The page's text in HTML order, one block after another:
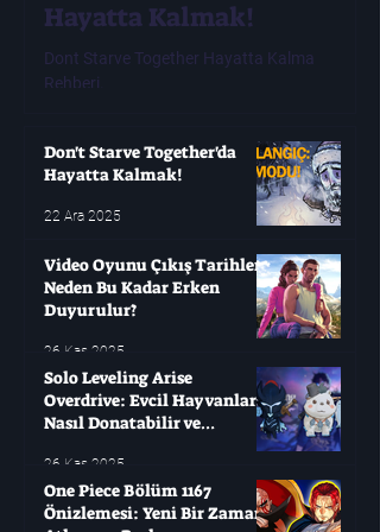
Hayatta Kalmak!
Dont Starve Together Hayatta Kalma
Rehberi.
Don't Starve Together'da
Hayatta Kalmak!
22 Ara 2025
Video Oyunu Çıkış Tarihleri ​​
Neden Bu Kadar Erken
Duyurulur?
26 Kas 2025
Solo Leveling Arise
Overdrive: Evcil Hayvanları
Nasıl Donatabilir ve
26 Kas 2025
One Piece Bölüm 1167
Önizlemesi: Yeni Bir Zaman